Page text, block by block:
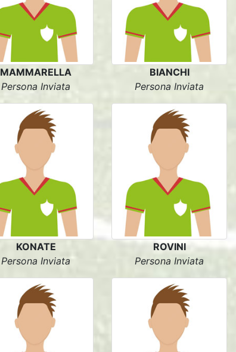
MAMMARELLA
Persona Inviata
BIANCHI
Persona Inviata
KONATE
Persona Inviata
ROVINI
Persona Inviata